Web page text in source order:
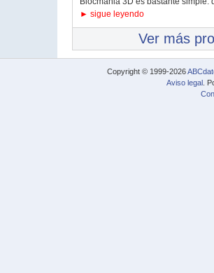
► sigue leyendo
Ver más
Copyright © 1999-2026
Aviso legal .